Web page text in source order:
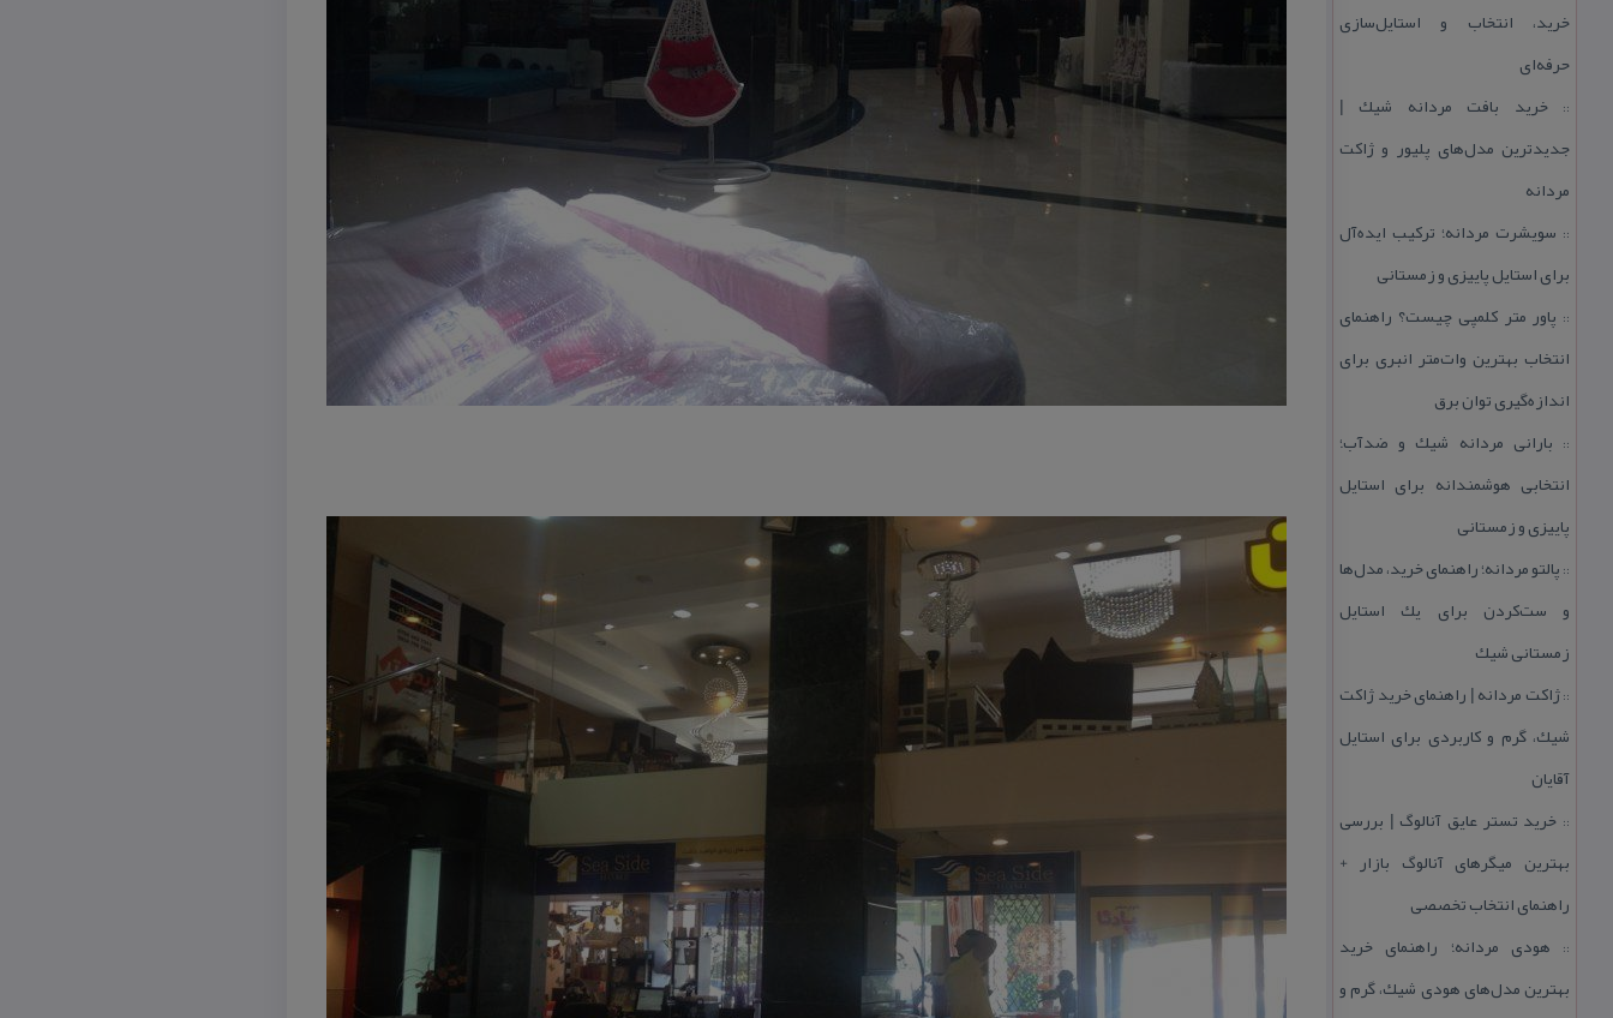
خرید، انتخاب و استایل‌سازی
حرفه‌ای
::خرید بافت مردانه شیك |
جدیدترین مدل‌های پلیور و ژاكت
مردانه
:: سویشرت مردانه؛ تركیب ایده‌آل
برای استایل پاییزی و زمستانی
:: پاور متر كلمپی چیست؟ راهنمای
انتخاب بهترین وات‌متر انبری برای
اندازه‌گیری توان برق
:: بارانی مردانه شیك و ضدآب؛
انتخابی هوشمندانه برای استایل
پاییزی و زمستانی
:: پالتو مردانه؛ راهنمای خرید، مدل‌ها
و ست‌كردن برای یك استایل
زمستانی شیك
::ژاكت مردانه | راهنمای خرید ژاكت
شیك، گرم و كاربردی برای استایل
آقایان
:: خرید تستر عایق آنالوگ | بررسی
بهترین میگرهای آنالوگ بازار +
راهنمای انتخاب تخصصی
:: هودی مردانه؛ راهنمای خرید
بهترین مدل‌های هودی شیك، گرم و